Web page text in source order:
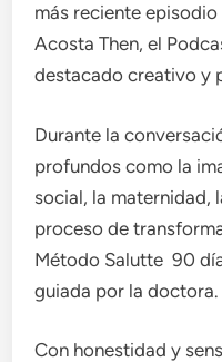
más reciente
Acosta Then, el
destacado creativo y
Durante la
profundos como la
social, la maternidad,
proceso de
Método Salutte 90
guiada por la doctora.
Con honestidad y